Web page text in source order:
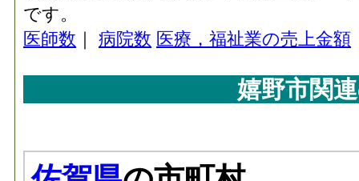
です。
医師数 ｜ 病院数 医療，福祉業の売上金額
嬉野市関